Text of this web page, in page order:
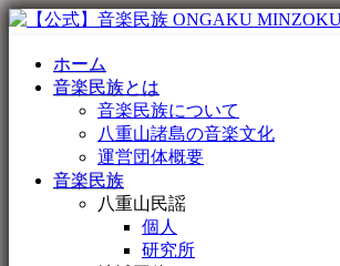
ホーム
音楽民族とは
音楽民族について
八重山諸島の音楽文化
運営団体概要
音楽民族
八重山民謡
個人
研究所